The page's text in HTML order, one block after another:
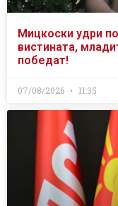
Мицкоски удри
вистината,
победат!
07/08/2026 11:35